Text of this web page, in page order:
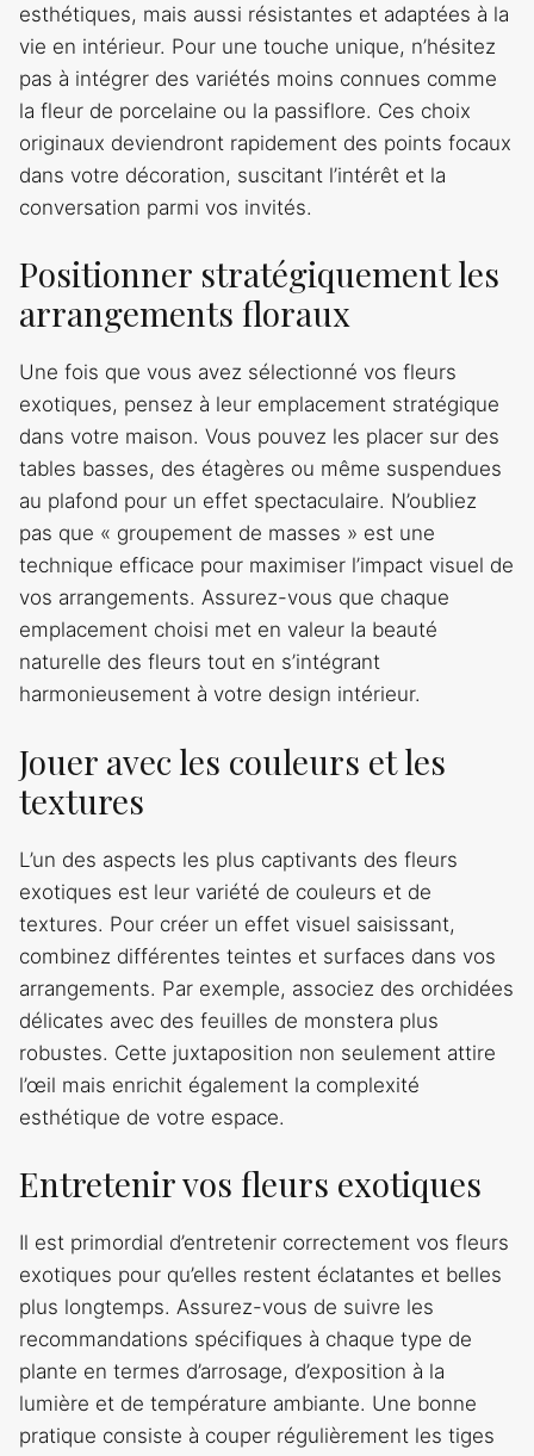
esthétiques, mais aussi résistantes et adaptées à la
vie en intérieur. Pour une touche unique, n’hésitez
pas à intégrer des variétés moins connues comme
la fleur de porcelaine ou la passiflore. Ces choix
originaux deviendront rapidement des points focaux
dans votre décoration, suscitant l’intérêt et la
conversation parmi vos invités.
Positionner stratégiquement les
arrangements floraux
Une fois que vous avez sélectionné vos fleurs
exotiques, pensez à leur emplacement stratégique
dans votre maison. Vous pouvez les placer sur des
tables basses, des étagères ou même suspendues
au plafond pour un effet spectaculaire. N’oubliez
pas que « groupement de masses » est une
technique efficace pour maximiser l’impact visuel de
vos arrangements. Assurez-vous que chaque
emplacement choisi met en valeur la beauté
naturelle des fleurs tout en s’intégrant
harmonieusement à votre design intérieur.
Jouer avec les couleurs et les
textures
L’un des aspects les plus captivants des fleurs
exotiques est leur variété de couleurs et de
textures. Pour créer un effet visuel saisissant,
combinez différentes teintes et surfaces dans vos
arrangements. Par exemple, associez des orchidées
délicates avec des feuilles de monstera plus
robustes. Cette juxtaposition non seulement attire
l’œil mais enrichit également la complexité
esthétique de votre espace.
Entretenir vos fleurs exotiques
Il est primordial d’entretenir correctement vos fleurs
exotiques pour qu’elles restent éclatantes et belles
plus longtemps. Assurez-vous de suivre les
recommandations spécifiques à chaque type de
plante en termes d’arrosage, d’exposition à la
lumière et de température ambiante. Une bonne
pratique consiste à couper régulièrement les tiges